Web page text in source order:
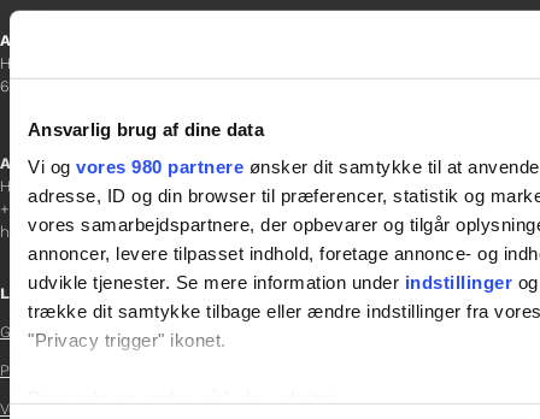
Ansvarlig brug af dine data
Vi og vores 980 partnere ønsker dit samtykke til at
adresse, ID og din browser til præferencer, statistik og
vores samarbejdspartnere, der opbevarer og tilgår
annoncer, levere tilpasset indhold, foretage annonce- og
udvikle tjenester. Se mere information under indstillinger
trække dit samtykke tilbage eller ændre indstillinger fra
"Privacy trigger" ikonet.
Aabenraa
H P Hanssens Gade 23, 2.
6200 Aabenraa
Afdelingschef
Helene Teichert
+45 29 37 32 41
helene.t@gladfonden.dk
Links
Glad Fonden
Persondatapolitik
Vedtægter
